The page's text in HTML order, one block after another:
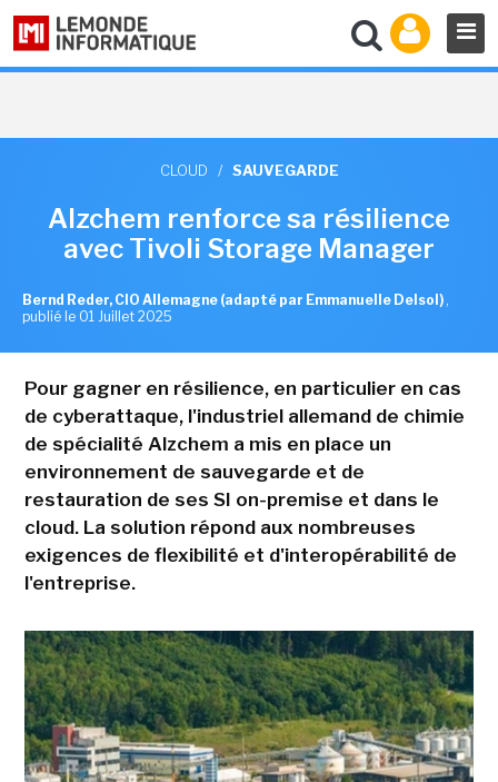
CLOUD / SAUVEGARDE
Alzchem renforce sa résilience
avec Tivoli Storage Manager
Bernd Reder, CIO Allemagne (adapté par Emmanuelle Delsol) ,
publié le 01 Juillet 2025
Pour gagner en résilience, en particulier en cas
de cyberattaque, l'industriel allemand de chimie
de spécialité Alzchem a mis en place un
environnement de sauvegarde et de
restauration de ses SI on-premise et dans le
cloud. La solution répond aux nombreuses
exigences de flexibilité et d'interopérabilité de
l'entreprise.